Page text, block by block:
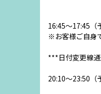
16:45～17:45（
※お客様ご自身
***日付変更線
20:10～23:50（